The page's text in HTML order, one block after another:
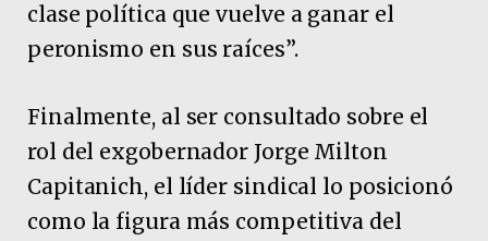
clase política que vuelve a ganar el
peronismo en sus raíces”.
Finalmente, al ser consultado sobre el
rol del exgobernador Jorge Milton
Capitanich, el líder sindical lo posicionó
como la figura más competitiva del